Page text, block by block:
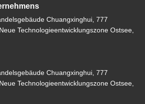
Chuangxinghui, 777
Technologieentwicklungszone Ostsee,
Chuangxinghui, 777
Technologieentwicklungszone Ostsee,